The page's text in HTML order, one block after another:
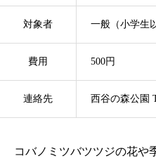
対象者 一般（小学生
費用 500円
連絡先 西谷の森公園
コバノミツバツツジの花や